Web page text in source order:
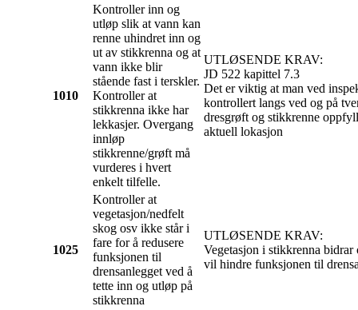
1010
Kontroller inn og
utløp slik at vann kan
renne uhindret inn og
ut av stikkrenna og at
vann ikke blir
stående fast i terskler.
Kontroller at
stikkrenna ikke har
lekkasjer. Overgang
innløp
stikkrenne/grøft må
vurderes i hvert
enkelt tilfelle.
UTLØSENDE KRAV:
JD 522 kapittel 7.3
Det er viktig at man ved
kontrollert langs ved og på
dresgrøft og stikkrenne
aktuell lokasjon
1025
Kontroller at
vegetasjon/nedfelt
skog osv ikke står i
fare for å redusere
funksjonen til
drensanlegget ved å
tette inn og utløp på
stikkrenna
UTLØSENDE KRAV:
Vegetasjon i stikkrenna bidrar
vil hindre funksjonen til